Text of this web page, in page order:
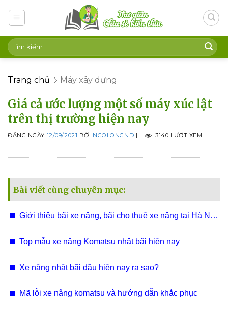
Trang chủ Máy xây dựng
Giá cả ước lượng một số máy xúc lật
trên thị trường hiện nay
ĐĂNG NGÀY 12/09/2021 BỞI NGOLONGND | 3140 LƯỢT XEM
Bài viết cùng chuyên mục:
Giới thiệu bãi xe nâng, bãi cho thuê xe nâng tại Hà Nội,
Top mẫu xe nâng Komatsu nhật bãi hiện nay
Xe nâng nhật bãi dầu hiện nay ra sao?
Mã lỗi xe nâng komatsu và hướng dẫn khắc phục